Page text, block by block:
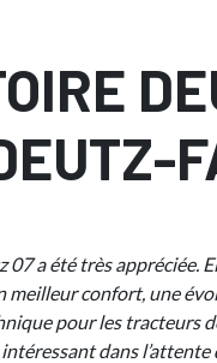
07 a été très appréciée.
meilleur confort, une
pour les tracteurs
dans l’attente